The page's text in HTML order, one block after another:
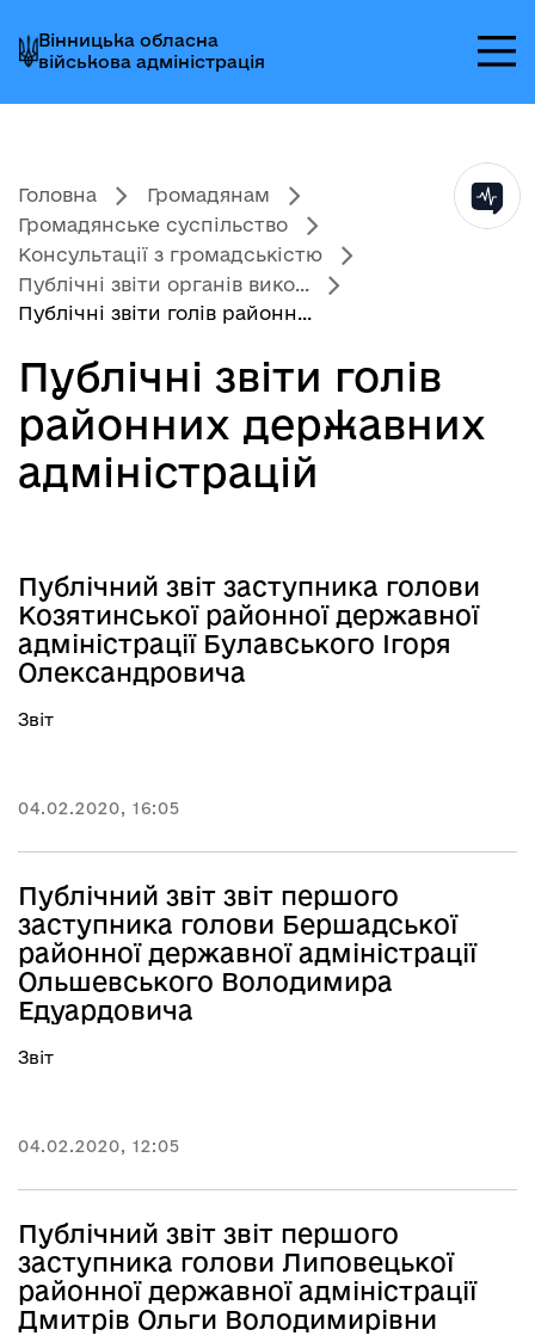
до
головного
меню
до
головного
вмісту
до
головного
колонтитула
Вінницька обласна
військова адміністрація
Головна
Громадянам
Громадянське суспільство
Консультації з громадськістю
Публічні звіти органів вико...
Публічні звіти голів районн...
Публічні звіти голів
районних державних
адміністрацій
Публічний звіт заступника голови
Козятинської районної державної
адміністрації Булавського Ігоря
Олександровича
Звіт
04.02.2020, 16:05
Публічний звіт звіт першого
заступника голови Бершадської
районної державної адміністрації
Ольшевського Володимира
Едуардовича
Звіт
04.02.2020, 12:05
Публічний звіт звіт першого
заступника голови Липовецької
районної державної адміністрації
Дмитрів Ольги Володимирівни